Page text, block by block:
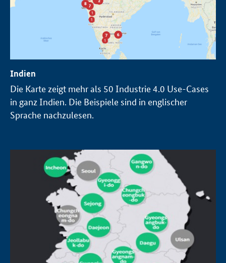
Indien
Die Karte zeigt mehr als 50 Industrie 4.0 Use-Cases
in ganz Indien. Die Beispiele sind in englischer
Sprache nachzulesen.